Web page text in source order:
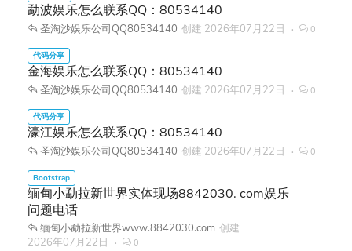
勐波娱乐怎么联系QQ：80534140
圣淘沙娱乐公司QQ80534140 创建 2026年07月22日 0
金海娱乐怎么联系QQ：80534140
圣淘沙娱乐公司QQ80534140 创建 2026年07月22日 0
濠江娱乐怎么联系QQ：80534140
圣淘沙娱乐公司QQ80534140 创建 2026年07月22日 0
缅甸小勐拉新世界实体现场8842030. com娱乐
问题电话
缅甸小勐拉新世界www.8842030.com 创建
2026年07月22日
0